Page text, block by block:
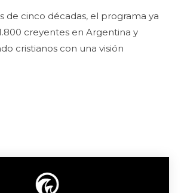
de cinco décadas, el programa ya
creyentes en Argentina y
cristianos con una visión